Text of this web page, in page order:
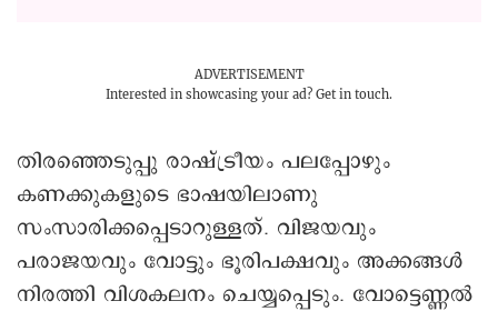
ADVERTISEMENT
Interested in showcasing your ad? Get in touch.
തിരഞ്ഞെടുപ്പു രാഷ്ട്രീയം പലപ്പോഴും
കണക്കുകളുടെ ഭാഷയിലാണു
സംസാരിക്കപ്പെടാറുള്ളത്. വിജയവും
പരാജയവും വോട്ടും ഭൂരിപക്ഷവും അക്കങ്ങൾ
നിരത്തി വിശകലനം ചെയ്യപ്പെടും. വോട്ടെണ്ണൽ